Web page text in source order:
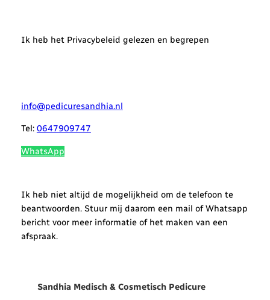
Ik heb het Privacybeleid gelezen en begrepen
info@pedicuresandhia.nl
Tel: 0647909747
WhatsApp
Ik heb niet altijd de mogelijkheid om de telefoon te
beantwoorden. Stuur mij daarom een mail of Whatsapp
bericht voor meer informatie of het maken van een
afspraak.
Sandhia Medisch & Cosmetisch Pedicure